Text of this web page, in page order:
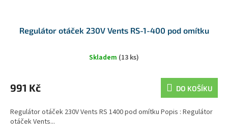
Regulátor otáček 230V Vents RS-1-400 pod omítku
Skladem (13 ks)
991 Kč DO KOŠÍKU
Regulátor otáček 230V Vents RS 1400 pod omítku Popis : Regulátor
otáček Vents...